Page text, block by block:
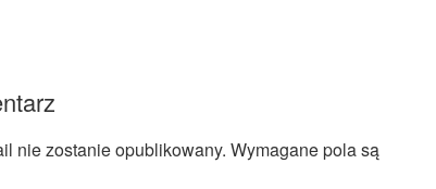
nie zostanie opublikowany. Wymagane pola są